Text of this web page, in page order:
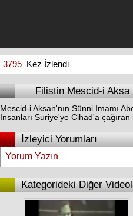
3795 Kez İzlendi
Filistin Mescid-i Aksa
Mescid-i Aksan'nın Sünni Imamı
Insanları Suriye'ye Cihad'a çağıran
İzleyici Yorumları
Yorum Yazın
Kategorideki Diğer